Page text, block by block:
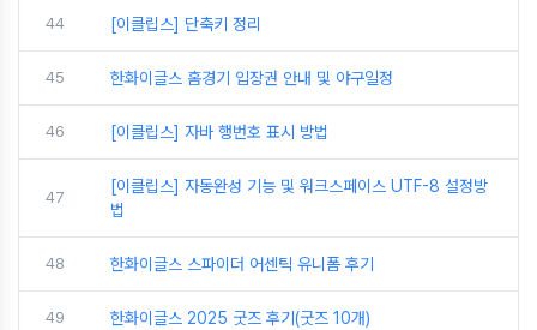
44 [이클립스] 단축키 정리
45 한화이글스 홈경기 입장권 안내 및 야구일정
46 [이클립스] 자바 행번호 표시 방법
47
[이클립스] 자동완성 기능 및 워크스페이스 UTF-8 설정방
법
48 한화이글스 스파이더 어센틱 유니폼 후기
49 한화이글스 2025 굿즈 후기(굿즈 10개)